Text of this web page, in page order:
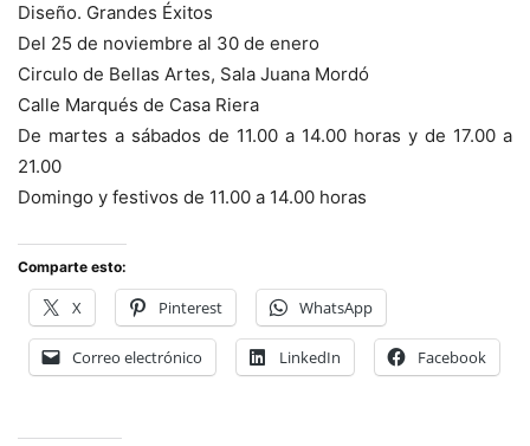
Diseño. Grandes Éxitos
Del 25 de noviembre al 30 de enero
Circulo de Bellas Artes, Sala Juana Mordó
Calle Marqués de Casa Riera
De martes a sábados de 11.00 a 14.00 horas y de 17.00 a
21.00
Domingo y festivos de 11.00 a 14.00 horas
Comparte esto:
X Pinterest WhatsApp
Correo electrónico LinkedIn Facebook